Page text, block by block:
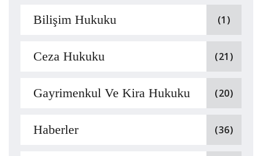
Bilişim Hukuku (1)
Ceza Hukuku (21)
Gayrimenkul Ve Kira Hukuku (20)
Haberler (36)